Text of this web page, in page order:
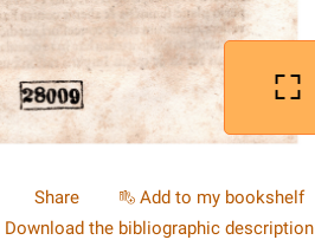
Share Add to my bookshelf
Download the bibliographic description